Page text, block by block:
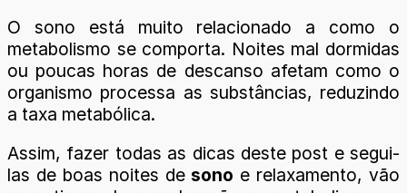
O sono está muito relacionado a como o
metabolismo se comporta. Noites mal dormidas
ou poucas horas de descanso afetam como o
organismo processa as substâncias, reduzindo
a taxa metabólica.
Assim, fazer todas as dicas deste post e segui-
las de boas noites de sono e relaxamento, vão